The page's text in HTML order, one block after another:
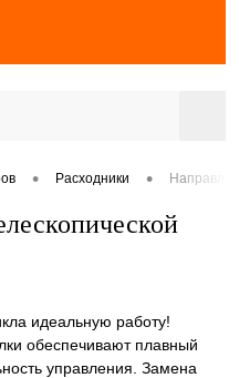
• Расходники •
идеальную работу!
обеспечивают плавный
управления. Замена